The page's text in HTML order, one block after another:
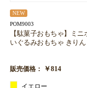
NEW
POM9003
【駄菓子おもちゃ】ミニ
いぐるみおもちゃ きりん
販売価格： ￥814